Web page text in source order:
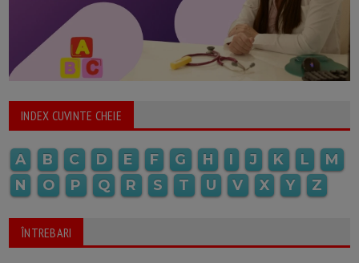
INDEX CUVINTE CHEIE
A B C D E F G H I J K L
M
N
O P Q R S T U V X Y Z
ÎNTREBARI